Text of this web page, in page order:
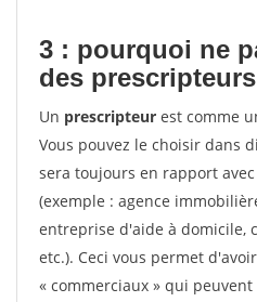
3 : pourquoi ne
des prescripteurs
Un prescripteur est comme
Vous pouvez le choisir dans
sera toujours en rapport
(exemple : agence
entreprise d'aide à domicile,
etc.). Ceci vous permet
« commerciaux » qui